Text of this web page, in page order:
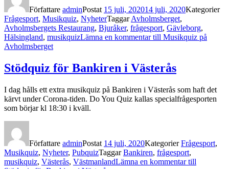
Författare adminPostat 15 juli, 202014 juli, 2020Kategorier
Frågesport, Musikquiz, NyheterTaggarAvholmsberget,
Avholmsbergets Restaurang, Bjuråker, frågesport, Gävleborg,
Hälsingland, musikquizLämna en kommentartill Musikquiz på
Avholmsberget
Stödquiz för Bankiren i Västerås
I dag hålls ett extra musikquiz på Bankiren i Västerås som haft det
kärvt under Corona-tiden. Do You Quiz kallas specialfrågesporten
som börjar kl 18:30 i kväll.
Författare adminPostat 14 juli, 2020KategorierFrågesport,
Musikquiz, Nyheter, PubquizTaggarBankiren, frågesport,
musikquiz, Västerås, VästmanlandLämna en kommentartill